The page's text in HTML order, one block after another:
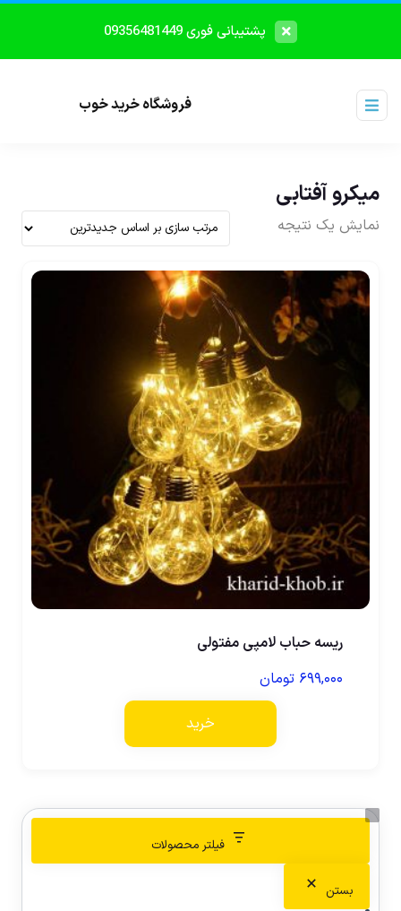
پشتیبانی فوری 09356481449
فروشگاه خرید خوب
میکرو آفتابی
نمایش یک نتیجه
ریسه حباب لامپی مفتولی
۶۹۹,۰۰۰ تومان
خرید
فیلتر محصولات
بستن